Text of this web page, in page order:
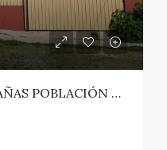
PROPIEDAD CON 3 CABAÑAS POBLACIÓN ROSS – PICHILEMU